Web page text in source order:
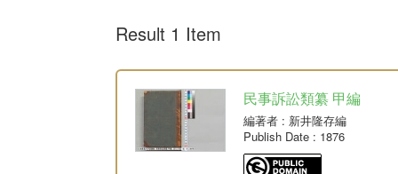
Result 1 Item
民事訴訟類纂 甲編
編著者 : 新井隆存編
Publish Date : 1876